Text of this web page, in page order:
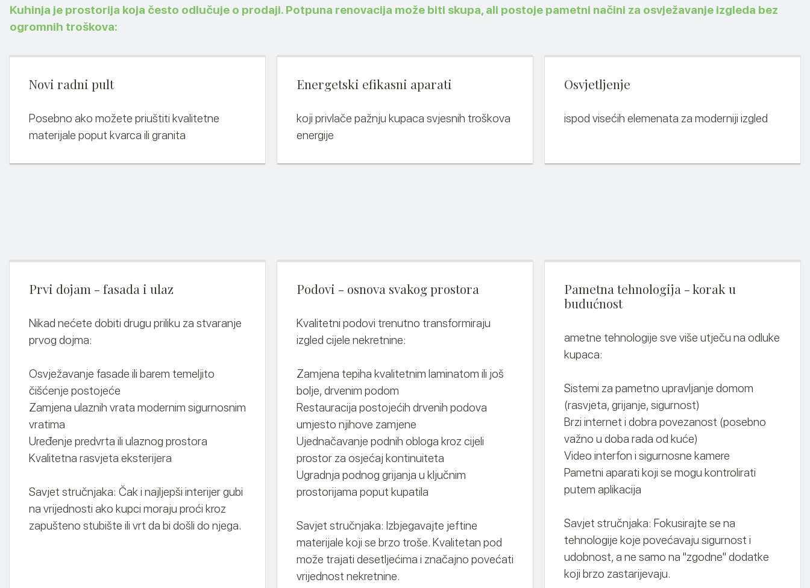
Kuhinja je prostorija koja često odlučuje o prodaji. Potpuna renovacija može biti skupa, ali postoje pametni načini za osvježavanje izgleda bez
ogromnih troškova:
Novi radni pult
Posebno ako možete priuštiti kvalitetne
materijale poput kvarca ili granita
Energetski efikasni aparati
koji privlače pažnju kupaca svjesnih troškova
energije
Osvjetljenje
ispod visećih elemenata za moderniji izgled
Prvi dojam - fasada i ulaz
Nikad nećete dobiti drugu priliku za stvaranje
prvog dojma:
Osvježavanje fasade ili barem temeljito
čišćenje postojeće
Zamjena ulaznih vrata modernim sigurnosnim
vratima
Uređenje predvrta ili ulaznog prostora
Kvalitetna rasvjeta eksterijera
Savjet stručnjaka: Čak i najljepši interijer gubi
na vrijednosti ako kupci moraju proći kroz
zapušteno stubište ili vrt da bi došli do njega.
Podovi - osnova svakog prostora
Kvalitetni podovi trenutno transformiraju
izgled cijele nekretnine:
Zamjena tepiha kvalitetnim laminatom ili još
bolje, drvenim podom
Restauracija postojećih drvenih podova
umjesto njihove zamjene
Ujednačavanje podnih obloga kroz cijeli
prostor za osjećaj kontinuiteta
Ugradnja podnog grijanja u ključnim
prostorijama poput kupatila
Savjet stručnjaka: Izbjegavajte jeftine
materijale koji se brzo troše. Kvalitetan pod
može trajati desetljećima i značajno povećati
vrijednost nekretnine.
Pametna tehnologija - korak u
budućnost
ametne tehnologije sve više utječu na odluke
kupaca:
Sistemi za pametno upravljanje domom
(rasvjeta, grijanje, sigurnost)
Brzi internet i dobra povezanost (posebno
važno u doba rada od kuće)
Video interfon i sigurnosne kamere
Pametni aparati koji se mogu kontrolirati
putem aplikacija
Savjet stručnjaka: Fokusirajte se na
tehnologije koje povećavaju sigurnost i
udobnost, a ne samo na "zgodne" dodatke
koji brzo zastarijevaju.